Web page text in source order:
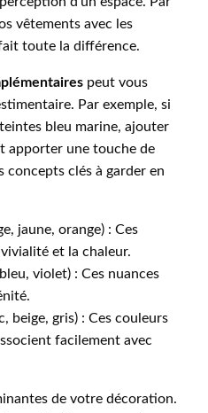
vêtements avec les
toute la différence.
peut vous
Par exemple, si
bleu marine, ajouter
apporter une touche de
concepts clés à garder en
jaune, orange) : Ces
et la chaleur.
violet) : Ces nuances
beige, gris) : Ces couleurs
facilement avec
de votre décoration.